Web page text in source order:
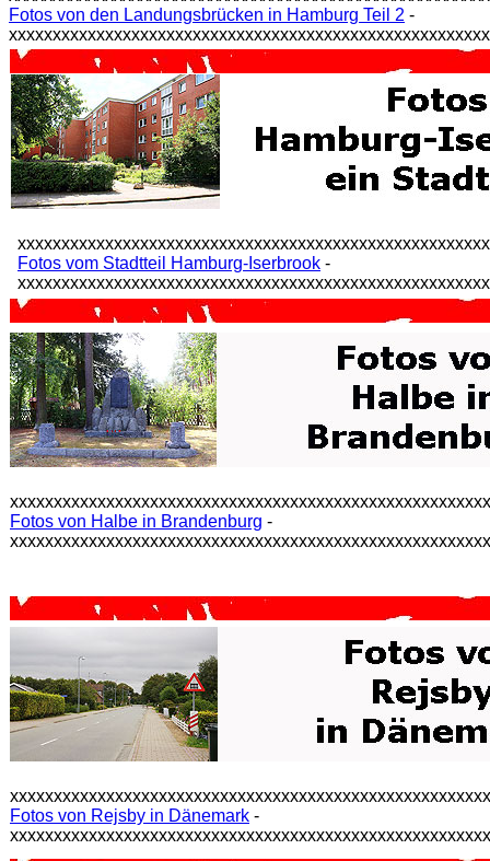
Fotos von den Landungsbrücken in Hamburg Teil 2 -
Fotos vom Stadtteil Hamburg-Iserbrook -
Fotos von Halbe in Brandenburg -
Fotos von Rejsby in Dänemark -